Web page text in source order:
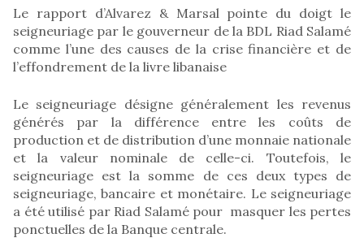
Le rapport d’Alvarez & Marsal pointe du doigt le
seigneuriage par le gouverneur de la BDL Riad Salamé
comme l’une des causes de la crise financière et de
l’effondrement de la livre libanaise
Le seigneuriage désigne généralement les revenus
générés par la différence entre les coûts de
production et de distribution d’une monnaie nationale
et la valeur nominale de celle-ci. Toutefois, le
seigneuriage est la somme de ces deux types de
seigneuriage, bancaire et monétaire. Le seigneuriage
a été utilisé par Riad Salamé pour masquer les pertes
ponctuelles de la Banque centrale.